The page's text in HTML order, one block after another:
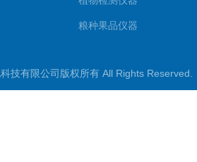
粮种果品仪器
水质检测仪
科技有限公司版权所有 All Rights